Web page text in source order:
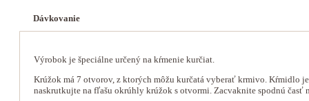
Dávkovanie
Výrobok je špeciálne určený na kŕmenie kurčiat.
Krúžok má 7 otvorov, z ktorých môžu kurčatá vyberať krmivo. Kŕmidlo
naskrutkujte na fľašu okrúhly krúžok s otvormi. Zacvaknite spodnú